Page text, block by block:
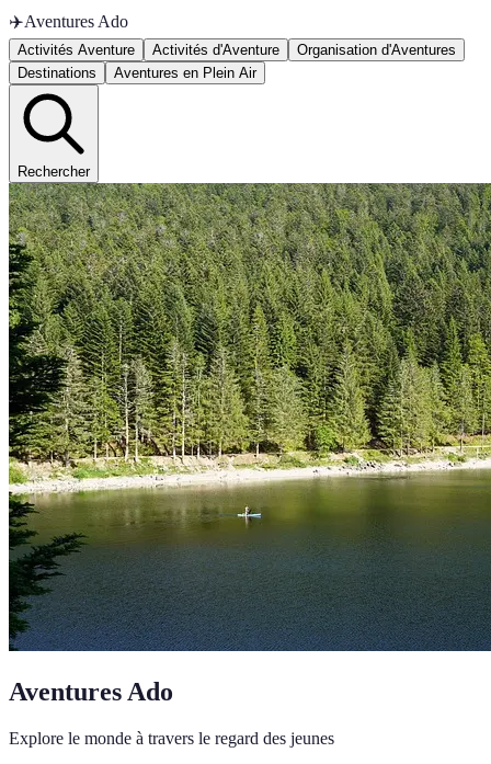
✈️Aventures Ado
Activités Aventure Activités d'Aventure
Organisation d'Aventures
Destinations
Aventures en Plein Air
Rechercher
Aventures Ado
Explore le monde à travers le regard des jeunes